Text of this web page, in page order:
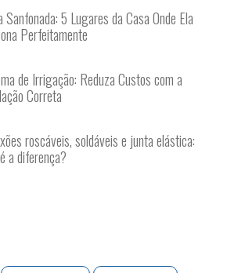
Sanfonada: 5 Lugares da Casa Onde Ela
Perfeitamente
de Irrigação: Reduza Custos com a
Correta
roscáveis, soldáveis e junta elástica:
a diferença?